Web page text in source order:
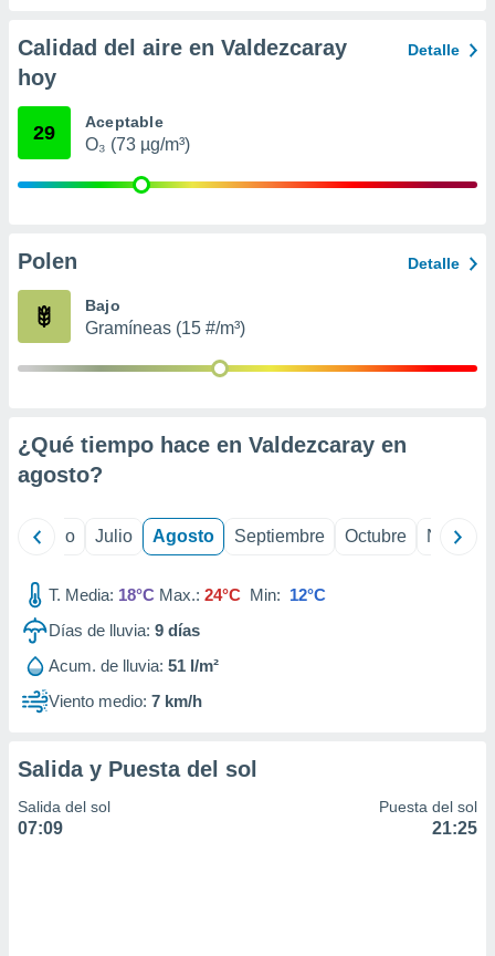
e
publicidad
1199
Calidad del aire en Valdezcaray
hoy
Detalle
29 Aceptable
O₃ (73 µg/m³)
Polen Detalle
Bajo
Gramíneas (15 #/m³)
¿Qué tiempo hace en Valdezcaray en
agosto?
Junio Julio Agosto Septiembre Octubre
T. Media: 18°C Max.: 24°C Min: 12°C
Días de lluvia: 9 días
Acum. de lluvia: 51 l/m²
Viento medio: 7 km/h
Salida y Puesta del sol
Salida del sol
07:09
Puesta del sol
21:25